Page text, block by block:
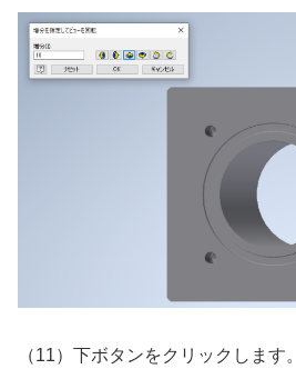
（11）下ボタンをクリックします。